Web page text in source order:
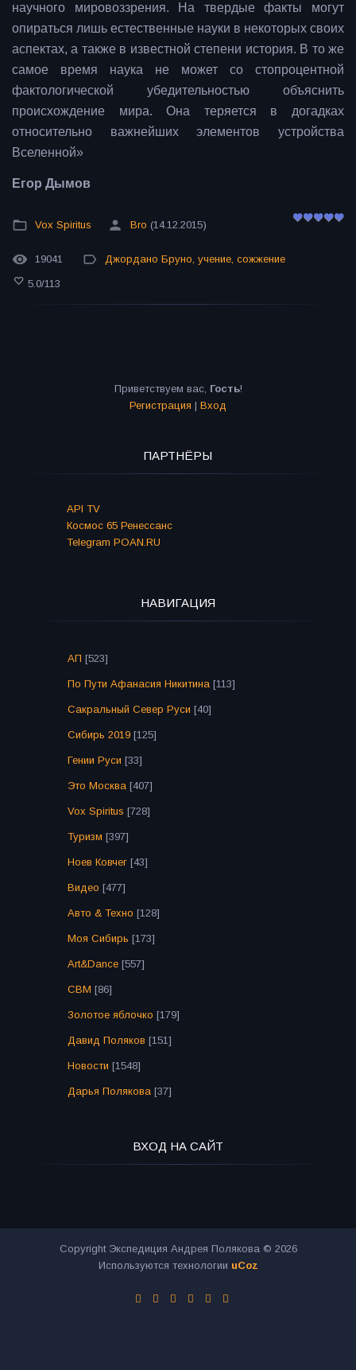
научного мировоззрения. На твердые факты могут
опираться лишь естественные науки в некоторых своих
аспектах, а также в известной степени история. В то же
самое время наука не может со стопроцентной
фактологической убедительностью объяснить
происхождение мира. Она теряется в догадках
относительно важнейших элементов устройства
Вселенной»
Егор Дымов
Vox Spiritus Bro (14.12.2015)
19041 Джордано Бруно, учение, сожжение
5.0/113
Приветствуем вас, Гость!
Регистрация | Вход
ПАРТНЁРЫ
API TV
Космос 65 Ренессанс
Telegram POAN.RU
НАВИГАЦИЯ
АП [523]
По Пути Афанасия Никитина [113]
Сакральный Север Руси [40]
Сибирь 2019 [125]
Гении Руси [33]
Это Москва [407]
Vox Spiritus [728]
Туризм [397]
Ноев Ковчег [43]
Видео [477]
Авто & Техно [128]
Моя Сибирь [173]
Art&Dance [557]
СВМ [86]
Золотое яблочко [179]
Давид Поляков [151]
Новости [1548]
Дарья Полякова [37]
ВХОД НА САЙТ
Copyright Экспедиция Андрея Полякова © 2026
Используются технологии uCoz